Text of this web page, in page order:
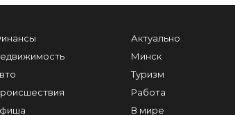
Актуально
Минск
Туризм
Работа
В мире